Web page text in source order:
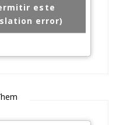
este
error)